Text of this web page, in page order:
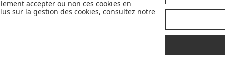
plus belles marques de la puériculture. Et
nous sommes fiers de vous proposer
également des marques partenaires
accepter ou non ces cookies en
sur la gestion des cookies, consultez notre